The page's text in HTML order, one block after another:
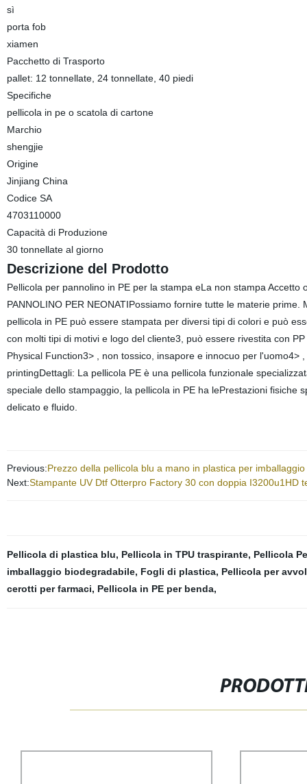
sì
porta fob
xiamen
Pacchetto di Trasporto
pallet: 12 tonnellate, 24 tonnellate, 40 piedi
Specifiche
pellicola in pe o scatola di cartone
Marchio
shengjie
Origine
Jinjiang China
Codice SA
4703110000
Capacità di Produzione
30 tonnellate al giorno
Descrizione del Prodotto
Pellicola per pannolino in PE per la stampa eLa non stampa
PANNOLINO PER NEONATIPossiamo fornire tutte le materie
pellicola in PE può essere stampata per diversi tipi di colori e può
con molti tipi di motivi e logo del cliente3, può essere rivestita con
Physical Function3> , non tossico, insapore e innocuo per
printingDettagli: La pellicola PE è una pellicola funzionale
speciale dello stampaggio, la pellicola in PE ha lePrestazioni
delicato e fluido.
Previous:Prezzo della pellicola blu a mano in plastica per imballaggio
Next:Stampante UV Dtf Otterpro Factory 30 con doppia I3200u1HD
Pellicola di plastica blu, Pellicola in TPU traspirante, Pellicola
imballaggio biodegradabile, Fogli di plastica, Pellicola per
cerotti per farmaci, Pellicola in PE per benda,